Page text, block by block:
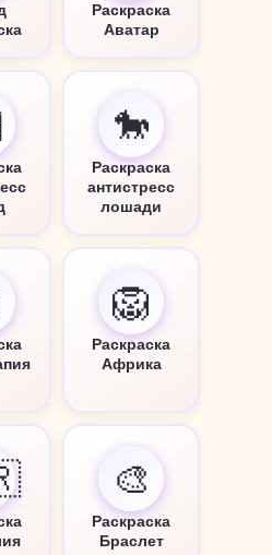
Раскраска
Аватар
🐎
Раскраска
антистресс
лошади
🦁
Раскраска
Африка
🎨
Раскраска
Браслет